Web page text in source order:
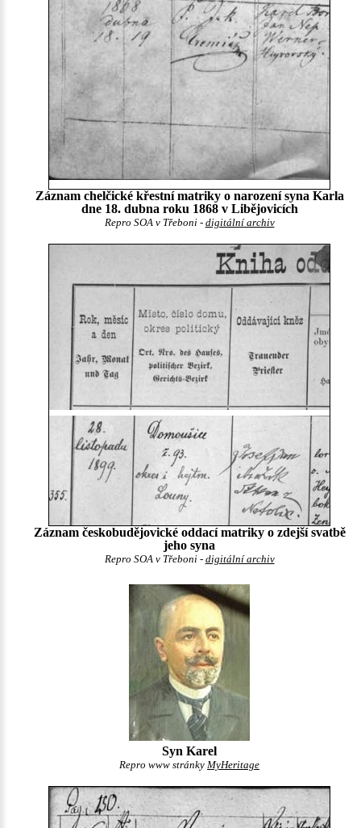
Záznam chelčické křestní matriky o narození syna Karla
dne 18. dubna roku 1868 v Libějovicích
Repro SOA v Třeboni - digitální archiv
Záznam českobudějovické oddací matriky o zdejší svatbě
jeho syna
Repro SOA v Třeboni - digitální archiv
Syn Karel
Repro www stránky MyHeritage